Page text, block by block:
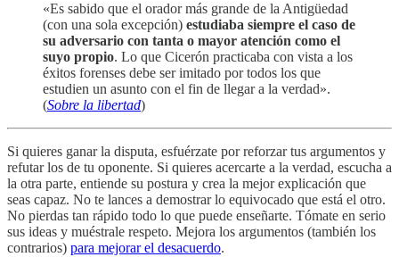
«Es sabido que el orador más grande de la Antigüedad
(con una sola excepción) estudiaba siempre el caso de
su adversario con tanta o mayor atención como el
suyo propio. Lo que Cicerón practicaba con vista a los
éxitos forenses debe ser imitado por todos los que
estudien un asunto con el fin de llegar a la verdad».
(Sobre la libertad)
Si quieres ganar la disputa, esfuérzate por reforzar tus argumentos y
refutar los de tu oponente. Si quieres acercarte a la verdad, escucha a
la otra parte, entiende su postura y crea la mejor explicación que
seas capaz. No te lances a demostrar lo equivocado que está el otro.
No pierdas tan rápido todo lo que puede enseñarte. Tómate en serio
sus ideas y muéstrale respeto. Mejora los argumentos (también los
contrarios) para mejorar el desacuerdo.